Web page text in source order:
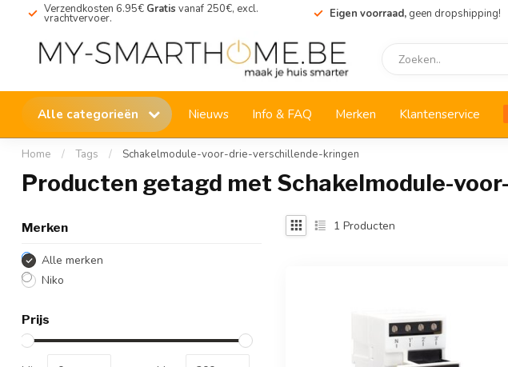
Verzendkosten 6.95€ Gratis vanaf 250€, excl.
vrachtvervoer. Eigen voorraad, geen dropshipping!
Alle categorieën Nieuws Info & FAQ Merken Klantenservice
Home / Tags / Schakelmodule-voor-drie-verschillende-kringen
Producten getagd met Schakelmodule-
Merken
Alle merken
Niko
Prijs
1 Producten